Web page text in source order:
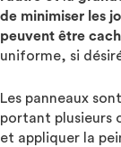
de minimiser les
peuvent être
uniforme, si
Les panneaux
portant plusieurs
et appliquer la